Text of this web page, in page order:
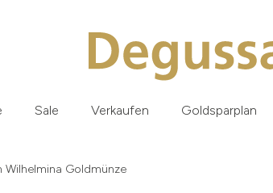
Sale Verkaufen Goldsparplan
Wilhelmina Goldmünze